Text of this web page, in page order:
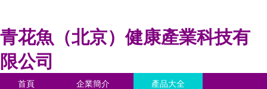
青花魚（北京）健康產業科技有
限公司
首頁 企業簡介 產品大全